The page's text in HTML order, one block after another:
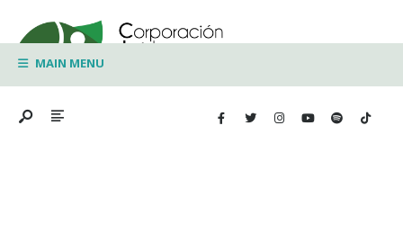
to
contentMAIN MENU
for: